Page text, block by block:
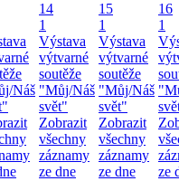
Náš
14
1
Výstava
výtvarné
soutěže
"Můj/Náš
svět"
Zobrazit
všechny
záznamy
ze dne
15
1
Výstava
výtvarné
soutěže
"Můj/Náš
svět"
Zobrazit
všechny
záznamy
ze dne
16
1
ze